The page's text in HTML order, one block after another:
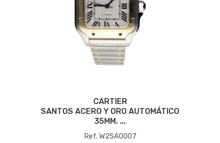
CARTIER
SANTOS ACERO Y ORO AUTOMÁTICO
35MM. ...
Ref. W2SA0007